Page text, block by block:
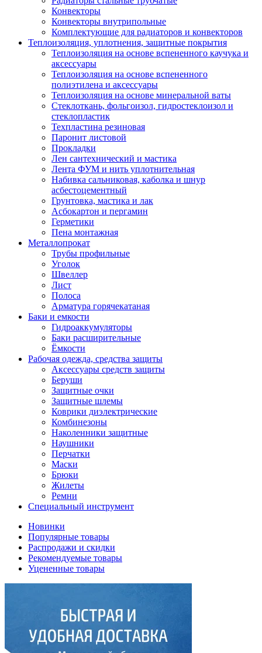
Конвекторы
Конвекторы внутрипольные
Комплектующие для радиаторов и конвекторов
Теплоизоляция, уплотнения, защитные покрытия
Теплоизоляция на основе вспененного каучука и
аксессуары
Теплоизоляция на основе вспененного
полиэтилена и аксессуары
Теплоизоляция на основе минеральной ваты
Стеклоткань, фольгоизол, гидростеклоизол и
стеклопластик
Техпластина резиновая
Паронит листовой
Прокладки
Лен сантехнический и мастика
Лента ФУМ и нить уплотнительная
Набивка сальниковая, каболка и шнур
асбестоцементный
Грунтовка, мастика и лак
Асбокартон и пергамин
Герметики
Пена монтажная
Металлопрокат
Трубы профильные
Уголок
Швеллер
Лист
Полоса
Арматура горячекатаная
Баки и емкости
Гидроаккумуляторы
Баки расширительные
Ёмкости
Рабочая одежда, средства защиты
Аксессуары средств защиты
Беруши
Защитные очки
Защитные шлемы
Коврики диэлектрические
Комбинезоны
Наколенники защитные
Наушники
Перчатки
Маски
Брюки
Жилеты
Ремни
Специальный инструмент
Новинки
Популярные товары
Распродажи и скидки
Рекомендуемые товары
Уцененные товары